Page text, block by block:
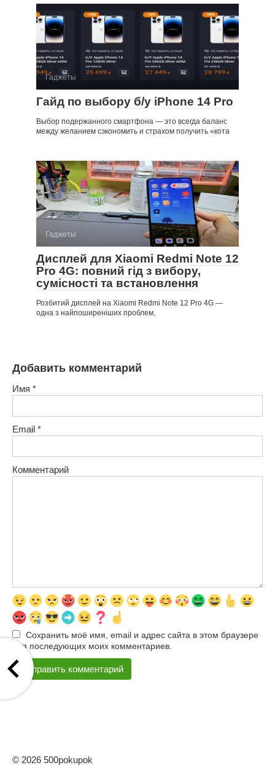
Гаджеты
Гайд по выбору б/у iPhone 14 Pro
Выбор подержанного смартфона — это всегда баланс
между желанием сэкономить и страхом получить «кота
Гаджеты
Дисплей для Xiaomi Redmi Note 12
Pro 4G: повний гід з вибору,
сумісності та встановлення
Розбитий дисплей на Xiaomi Redmi Note 12 Pro 4G —
одна з найпоширеніших проблем,
Добавить комментарий
Имя *
Email *
Комментарий
Сохранить моё имя, email и адрес сайта в этом браузере
для последующих моих комментариев.
© 2026 500pokupok